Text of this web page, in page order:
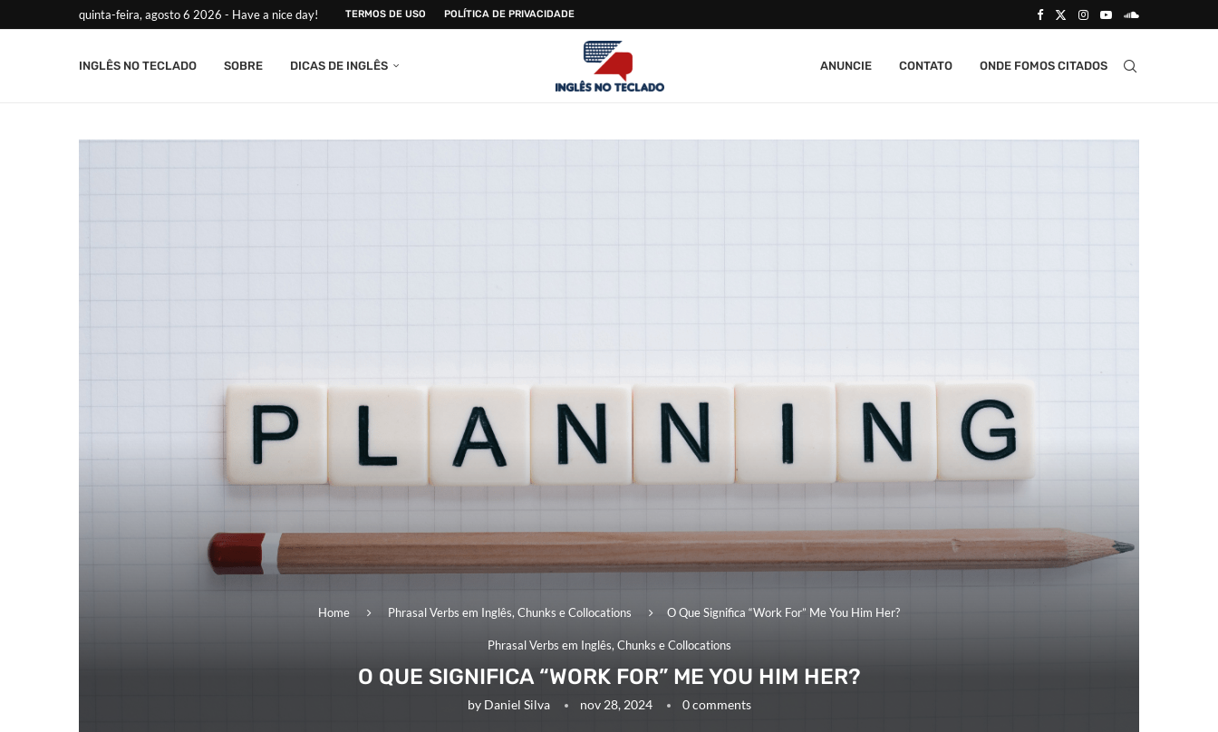
quinta-feira, agosto 6 2026 - Have a nice day! TERMOS DE USO POLÍTICA DE PRIVACIDADE
INGLÊS NO TECLADO SOBRE DICAS DE INGLÊS ANUNCIE CONTATO ONDE FOMOS CITADOS
Home Phrasal Verbs em Inglês, Chunks e Collocations O Que Significa “Work For” Me You Him Her?
Phrasal Verbs em Inglês, Chunks e Collocations
O QUE SIGNIFICA “WORK FOR” ME YOU HIM HER?
by Daniel Silva nov 28, 2024 0 comments